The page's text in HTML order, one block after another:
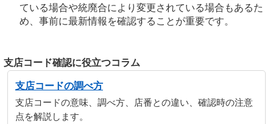
ている場合や統廃合により変更されている場合もあるた
め、事前に最新情報を確認することが重要です。
支店コード確認に役立つコラム
支店コードの調べ方
支店コードの意味、調べ方、店番との違い、確認時の注意
点を解説します。